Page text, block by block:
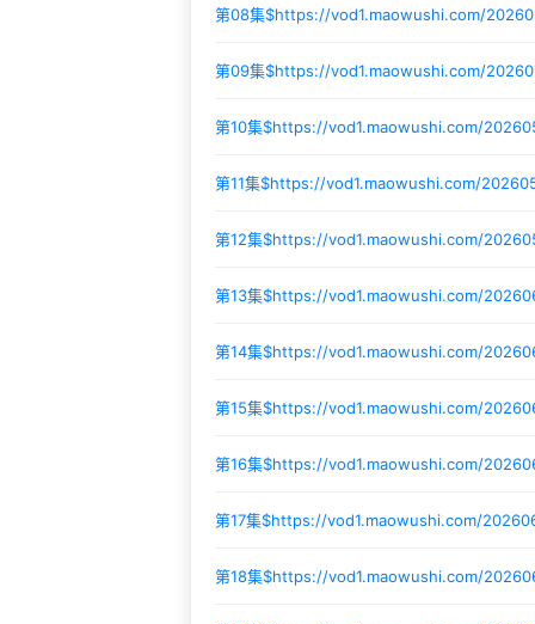
第08集$https://vod1.maowushi.com/
第09集$https://vod1.maowushi.com/
第10集$https://vod1.maowushi.com/
第11集$https://vod1.maowushi.com/
第12集$https://vod1.maowushi.com/
第13集$https://vod1.maowushi.com/
第14集$https://vod1.maowushi.com/
第15集$https://vod1.maowushi.com/
第16集$https://vod1.maowushi.com/
第17集$https://vod1.maowushi.com/
第18集$https://vod1.maowushi.com/